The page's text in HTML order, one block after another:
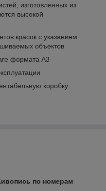
изготовленных из
высокой
красок с указанием
объектов
формата А3
коробку
по номерам